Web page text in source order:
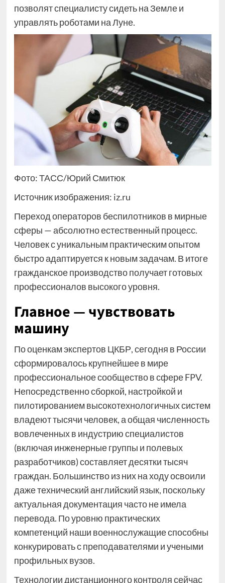
позволят специалисту сидеть на Земле и
управлять роботами на Луне.
Фото: ТАСС/Юрий Смитюк
Источник изображения: iz.ru
Переход операторов беспилотников в мирные
сферы — абсолютно естественный процесс.
Человек с уникальным практическим опытом
быстро адаптируется к новым задачам. В итоге
гражданское производство получает готовых
профессионалов высокого уровня.
Главное — чувствовать
машину
По оценкам экспертов ЦКБР, сегодня в России
сформировалось крупнейшее в мире
профессиональное сообщество в сфере FPV.
Непосредственно сборкой, настройкой и
пилотированием высокотехнологичных систем
владеют тысячи человек, а общая численность
вовлеченных в индустрию специалистов
(включая инженерные группы и полевых
разработчиков) составляет десятки тысяч
граждан. Большинство из них на ходу освоили
даже технический английский язык, поскольку
актуальная документация часто не имела
перевода. По уровню практических
компетенций наши военнослужащие способны
конкурировать с преподавателями и учеными
профильных вузов.
Технологии дистанционного контроля сейчас